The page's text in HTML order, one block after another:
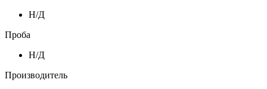
Н/Д
Проба
Н/Д
Производитель